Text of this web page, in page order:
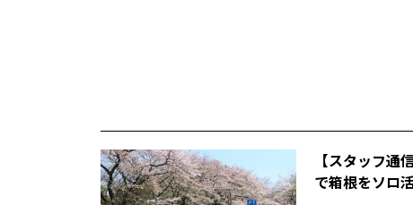
【スタッフ通
で箱根をソロ